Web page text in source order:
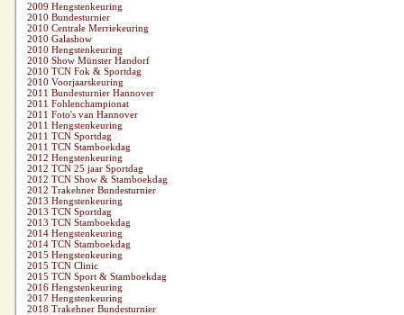
2009 Hengstenkeuring
2010 Bundesturnier
2010 Centrale Merriekeuring
2010 Galashow
2010 Hengstenkeuring
2010 Show Münster Handorf
2010 TCN Fok & Sportdag
2010 Voorjaarskeuring
2011 Bundesturnier Hannover
2011 Fohlenchampionat
2011 Foto's van Hannover
2011 Hengstenkeuring
2011 TCN Sportdag
2011 TCN Stamboekdag
2012 Hengstenkeuring
2012 TCN 25 jaar Sportdag
2012 TCN Show & Stamboekdag
2012 Trakehner Bundesturnier
2013 Hengstenkeuring
2013 TCN Sportdag
2013 TCN Stamboekdag
2014 Hengstenkeuring
2014 TCN Stamboekdag
2015 Hengstenkeuring
2015 TCN Clinic
2015 TCN Sport & Stamboekdag
2016 Hengstenkeuring
2017 Hengstenkeuring
2018 Trakehner Bundesturnier